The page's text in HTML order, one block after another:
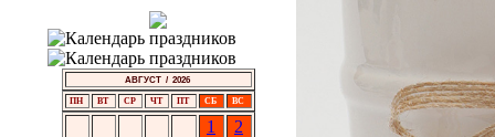
АВГУСТ / 2026
ПН ВТ СР ЧТ ПТ СБ ВС
1
2